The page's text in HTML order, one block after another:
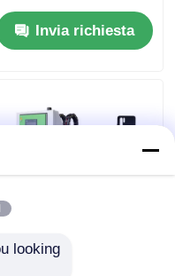
misurazione e
di
precisione per la
capezzoli per bambini
Invia richiesta
Stop agli sprechi di
looking